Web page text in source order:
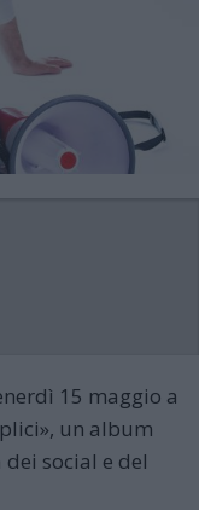
15 maggio a
un album
social e del